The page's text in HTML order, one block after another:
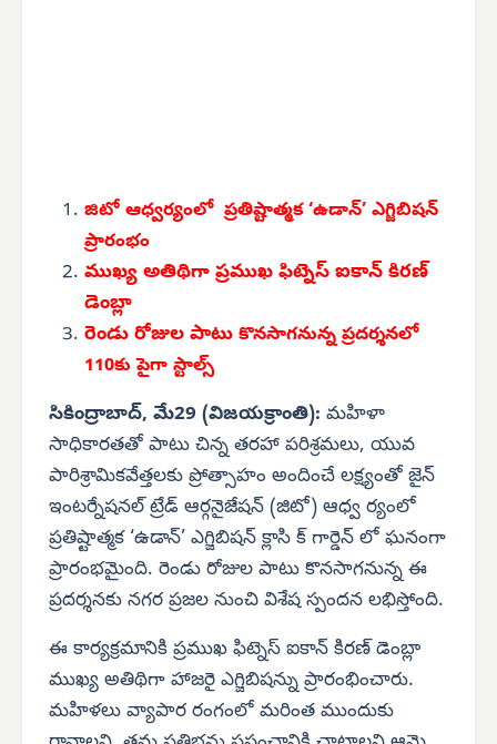
జిటో ఆధ్వర్యంలో ప్రతిష్టాత్మక ‘ఉడాన్’ ఎగ్జిబిషన్
ప్రారంభం
ముఖ్య అతిథిగా ప్రముఖ ఫిట్నెస్ ఐకాన్ కిరణ్
డెంబ్లా
రెండు రోజుల పాటు కొనసాగనున్న ప్రదర్శనలో
110కు పైగా స్టాల్స్
సికింద్రాబాద్, మే29 (విజయక్రాంతి): మహిళా
సాధికారతతో పాటు చిన్న తరహా పరిశ్రమలు, యువ
పారిశ్రామికవేత్తలకు ప్రోత్సాహం అందించే లక్ష్యంతో జైన్
ఇంటర్నేషనల్ ట్రేడ్ ఆర్గనైజేషన్ (జిటో) ఆధ్వ ర్యంలో
ప్రతిష్టాత్మక ‘ఉడాన్’ ఎగ్జిబిషన్ క్లాసి క్ గార్డెన్ లో ఘనంగా
ప్రారంభమైంది. రెండు రోజుల పాటు కొనసాగనున్న ఈ
ప్రదర్శనకు నగర ప్రజల నుంచి విశేష స్పందన లభిస్తోంది.
ఈ కార్యక్రమానికి ప్రముఖ ఫిట్నెస్ ఐకాన్ కిరణ్ డెంబ్లా
ముఖ్య అతిథిగా హాజరై ఎగ్జిబిషన్ను ప్రారంభించారు.
మహిళలు వ్యాపార రంగంలో మరింత ముందుకు